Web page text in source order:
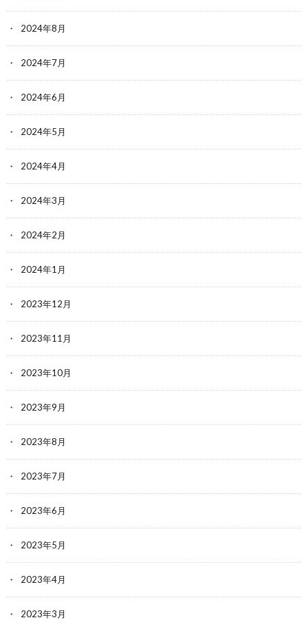
2024年8月
2024年7月
2024年6月
2024年5月
2024年4月
2024年3月
2024年2月
2024年1月
2023年12月
2023年11月
2023年10月
2023年9月
2023年8月
2023年7月
2023年6月
2023年5月
2023年4月
2023年3月